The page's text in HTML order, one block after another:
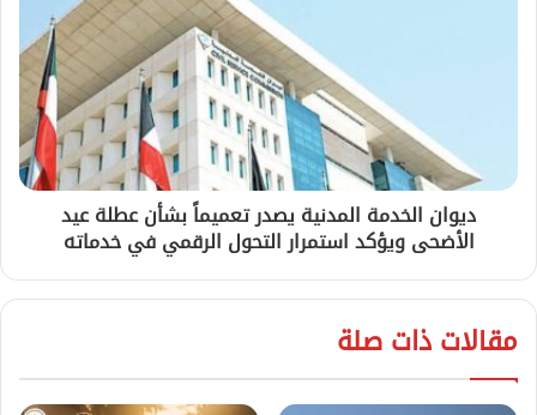
ديوان الخدمة المدنية يصدر تعميماً بشأن عطلة عيد
الأضحى ويؤكد استمرار التحول الرقمي في خدماته
مقالات ذات صلة